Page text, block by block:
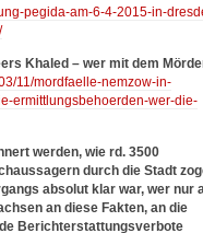
pegida-am-6-4-2015-in-
Khaled – wer mit dem
11/mordfaelle-nemzow-in-
ermittlungsbehoerden-wer-die-
werden, wie rd. 3500
durch die Stadt
absolut klar war, wer nur
an diese Fakten, an die
Berichterstattungsverbote